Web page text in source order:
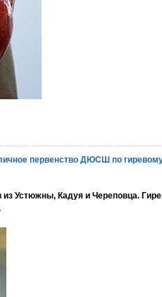
первенство ДЮСШ по
из Устюжны, Кадуя и Череповца.